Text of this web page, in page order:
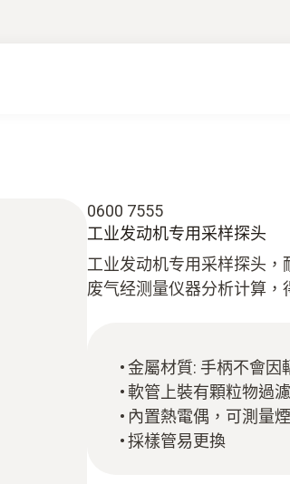
0600 7555
工业发动机专用采样探头
工业发动机专用采样探头
废气经测量仪器分析计算
金屬材質: 手柄不會因
軟管上裝有顆粒物過
內置熱電偶，可測量
採樣管易更換